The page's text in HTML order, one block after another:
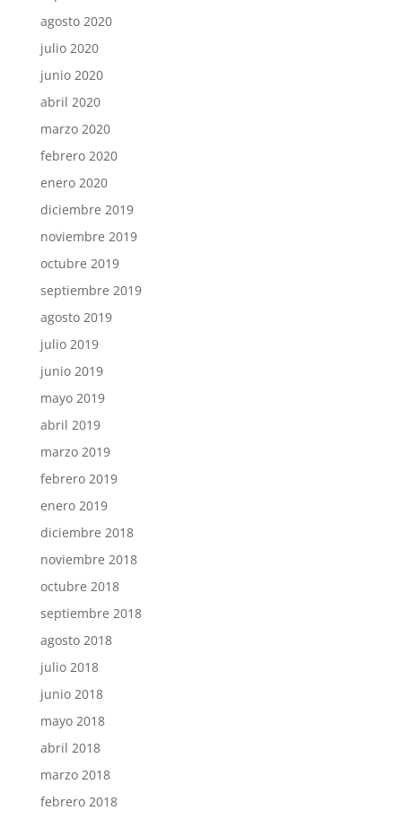
agosto 2020
julio 2020
junio 2020
abril 2020
marzo 2020
febrero 2020
enero 2020
diciembre 2019
noviembre 2019
octubre 2019
septiembre 2019
agosto 2019
julio 2019
junio 2019
mayo 2019
abril 2019
marzo 2019
febrero 2019
enero 2019
diciembre 2018
noviembre 2018
octubre 2018
septiembre 2018
agosto 2018
julio 2018
junio 2018
mayo 2018
abril 2018
marzo 2018
febrero 2018